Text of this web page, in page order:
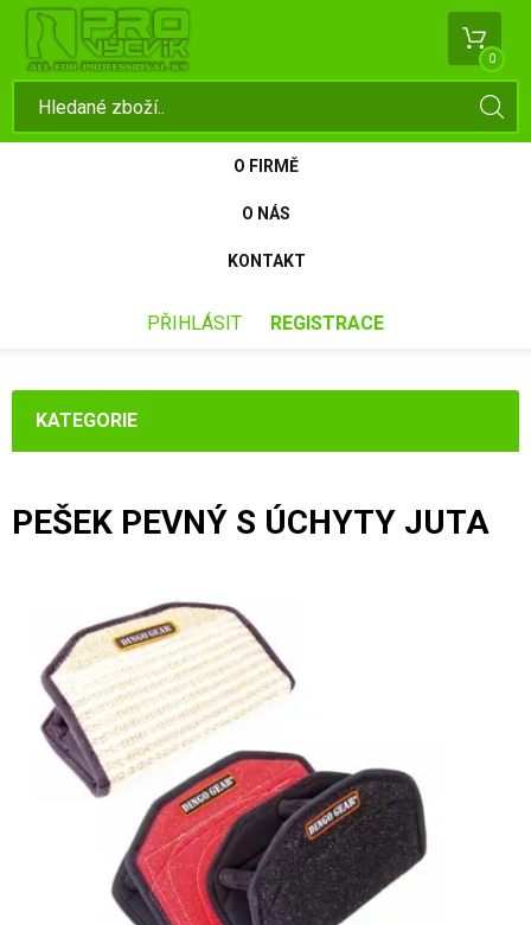
0
O FIRMĚ
O NÁS
KONTAKT
PŘIHLÁSIT REGISTRACE
KATEGORIE
PEŠEK PEVNÝ S ÚCHYTY JUTA